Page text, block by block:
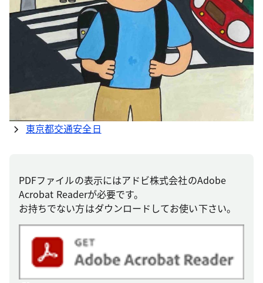
東京都交通安全日
PDFファイルの表示にはアドビ株式会社のAdobe
Acrobat Readerが必要です。
お持ちでない方はダウンロードしてお使い下さい。